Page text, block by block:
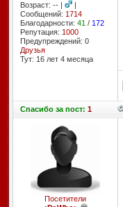
Возраст: -- |
|
Сообщений: 1714
Благодарности: 41 / 172
Репутация: 1000
Предупреждений: 0
Друзья
Тут: 16 лет 4 месяцa
Спасибоза пост: 1
Посетители